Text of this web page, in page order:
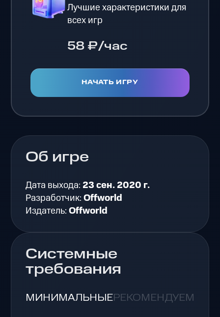
Лучшие характеристики для
всех игр
58 ₽/час
НАЧАТЬ ИГРУ
Об игре
Дата выхода: 23 сен. 2020 г.
Разработчик:Offworld
Издатель:Offworld
Системные
требования
МИНИМАЛЬНЫЕРЕКОМЕНДУЕМЫЕ